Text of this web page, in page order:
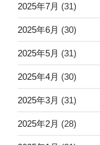
2025年7月 (31)
2025年6月 (30)
2025年5月 (31)
2025年4月 (30)
2025年3月 (31)
2025年2月 (28)